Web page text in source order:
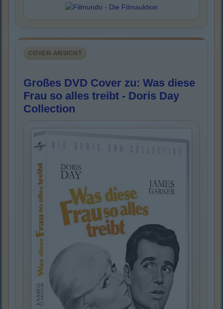
COVER-ANSICHT
Großes DVD Cover zu: Was diese
Frau so alles treibt - Doris Day
Collection